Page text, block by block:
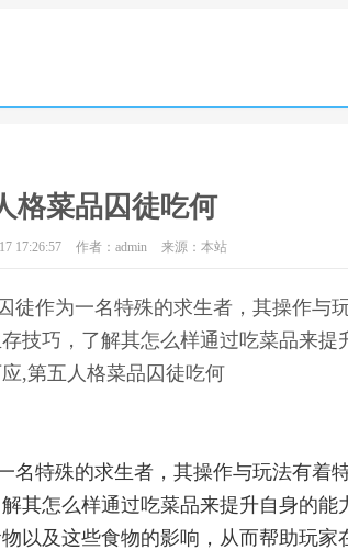
格菜品囚徒吃何
17:26:57 作者：admin 来源：本站
徒作为一名特殊的求生者，其操作与
技巧，了解其怎么样通过吃菜品来提
,第五人格菜品囚徒吃何
名特殊的求生者，其操作与玩法有着
其怎么样通过吃菜品来提升自身的能
以及这些食物的影响，从而帮助玩家